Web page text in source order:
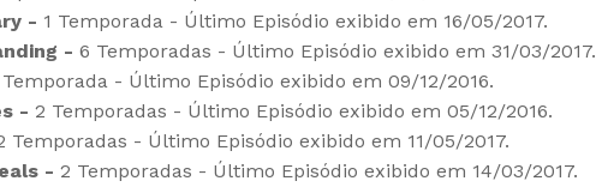
- 1 Temporada - Último Episódio exibido em 16/05/2017.
- 6 Temporadas - Último Episódio exibido em 31/03/2017.
Temporada - Último Episódio exibido em 09/12/2016.
- 2 Temporadas - Último Episódio exibido em 05/12/2016.
Temporadas - Último Episódio exibido em 11/05/2017.
- 2 Temporadas - Último Episódio exibido em 14/03/2017.